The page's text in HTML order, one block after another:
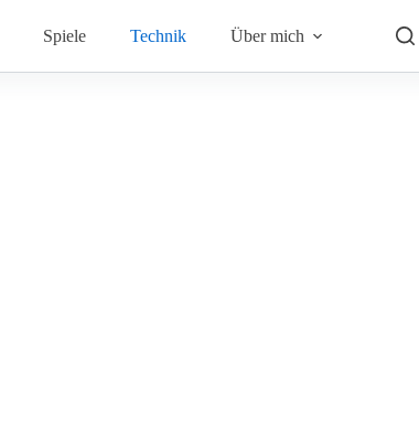
Spiele Technik Über mich